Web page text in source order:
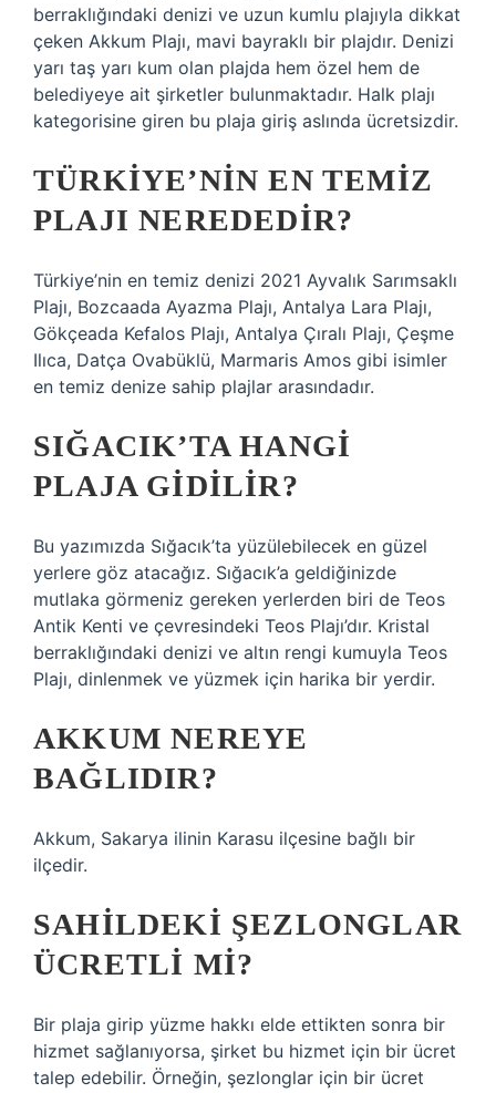
berraklığındaki denizi ve uzun kumlu plajıyla dikkat
çeken Akkum Plajı, mavi bayraklı bir plajdır. Denizi
yarı taş yarı kum olan plajda hem özel hem de
belediyeye ait şirketler bulunmaktadır. Halk plajı
kategorisine giren bu plaja giriş aslında ücretsizdir.
TÜRKIYE’NIN EN TEMIZ
PLAJI NEREDEDIR?
Türkiye’nin en temiz denizi 2021 Ayvalık Sarımsaklı
Plajı, Bozcaada Ayazma Plajı, Antalya Lara Plajı,
Gökçeada Kefalos Plajı, Antalya Çıralı Plajı, Çeşme
Ilıca, Datça Ovabüklü, Marmaris Amos gibi isimler
en temiz denize sahip plajlar arasındadır.
SIĞACIK’TA HANGI
PLAJA GIDILIR?
Bu yazımızda Sığacık’ta yüzülebilecek en güzel
yerlere göz atacağız. Sığacık’a geldiğinizde
mutlaka görmeniz gereken yerlerden biri de Teos
Antik Kenti ve çevresindeki Teos Plajı’dır. Kristal
berraklığındaki denizi ve altın rengi kumuyla Teos
Plajı, dinlenmek ve yüzmek için harika bir yerdir.
AKKUM NEREYE
BAĞLIDIR?
Akkum, Sakarya ilinin Karasu ilçesine bağlı bir
ilçedir.
SAHILDEKI ŞEZLONGLAR
ÜCRETLI MI?
Bir plaja girip yüzme hakkı elde ettikten sonra bir
hizmet sağlanıyorsa, şirket bu hizmet için bir ücret
talep edebilir. Örneğin, şezlonglar için bir ücret